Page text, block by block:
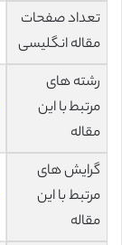
تعداد صفحات
مقاله انگلیسی
رشته های
مرتبط با این
مقاله
گرایش های
مرتبط با این
مقاله